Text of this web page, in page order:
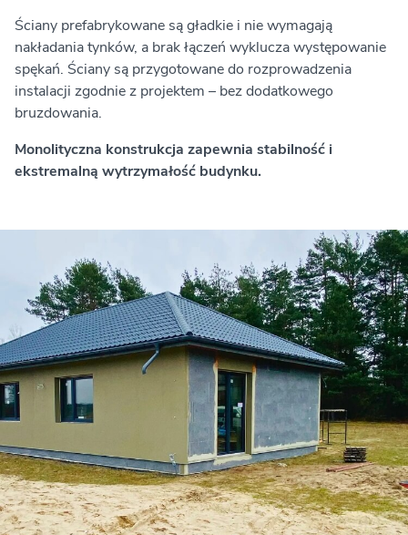
Ściany prefabrykowane są gładkie i nie wymagają
nakładania tynków, a brak łączeń wyklucza występowanie
spękań. Ściany są przygotowane do rozprowadzenia
instalacji zgodnie z projektem – bez dodatkowego
bruzdowania.
Monolityczna konstrukcja zapewnia stabilność i
ekstremalną wytrzymałość budynku.